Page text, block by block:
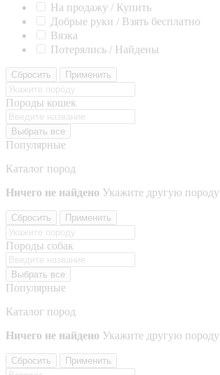
На продажу / Купить
Добрые руки / Взять бесплатно
Вязка
Потерялись / Найдены
Сбросить Применить
Породы кошек
Выбрать все
Популярные
Каталог пород
Ничего не найдено Укажите другую породу
Сбросить Применить
Породы собак
Выбрать все
Популярные
Каталог пород
Ничего не найдено Укажите другую породу
Сбросить Применить